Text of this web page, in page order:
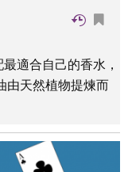
適合自己的香水，
由天然植物提煉而